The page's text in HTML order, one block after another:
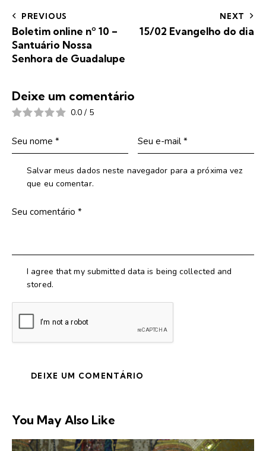
PREVIOUS
Boletim online nº 10 –
Santuário Nossa
Senhora de Guadalupe
NEXT
15/02 Evangelho do dia
Deixe um comentário
0.0 / 5
Salvar meus dados neste navegador para a próxima vez
que eu comentar.
I agree that my submitted data is being collected and
stored.
You May Also Like